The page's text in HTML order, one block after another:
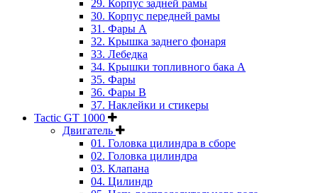
29. Корпус задней рамы
30. Корпус передней рамы
31. Фары А
32. Крышка заднего фонаря
33. Лебедка
34. Крышки топливного бака А
35. Фары
36. Фары B
37. Наклейки и стикеры
Tactic GT 1000
Двигатель
01. Головка цилиндра в сборе
02. Головка цилиндра
03. Клапана
04. Цилиндр